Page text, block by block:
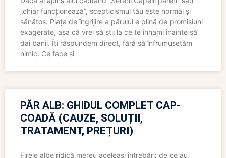
„chiar funcționează”, scepticismul tău este normal și
sănătos. Piața de îngrijire a părului e plină de promisiuni
exagerate, așa că vrei să știi la ce te înhami înainte să
dai banii. Îți răspundem direct, fără să înfrumusețăm
nimic. Ce face și
PĂR ALB: GHIDUL COMPLET CAP-
COADĂ (CAUZE, SOLUȚII,
TRATAMENT, PREȚURI)
Firele albe ridică mereu aceleași întrebări: de ce au